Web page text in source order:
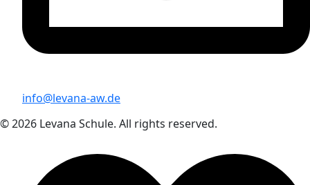
info@levana-aw.de
© 2026 Levana Schule. All rights reserved.